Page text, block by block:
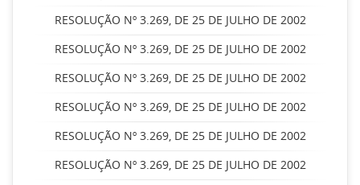
RESOLUÇÃO Nº 3.269, DE 25 DE JULHO DE 2002
RESOLUÇÃO Nº 3.269, DE 25 DE JULHO DE 2002
RESOLUÇÃO Nº 3.269, DE 25 DE JULHO DE 2002
RESOLUÇÃO Nº 3.269, DE 25 DE JULHO DE 2002
RESOLUÇÃO Nº 3.269, DE 25 DE JULHO DE 2002
RESOLUÇÃO Nº 3.269, DE 25 DE JULHO DE 2002